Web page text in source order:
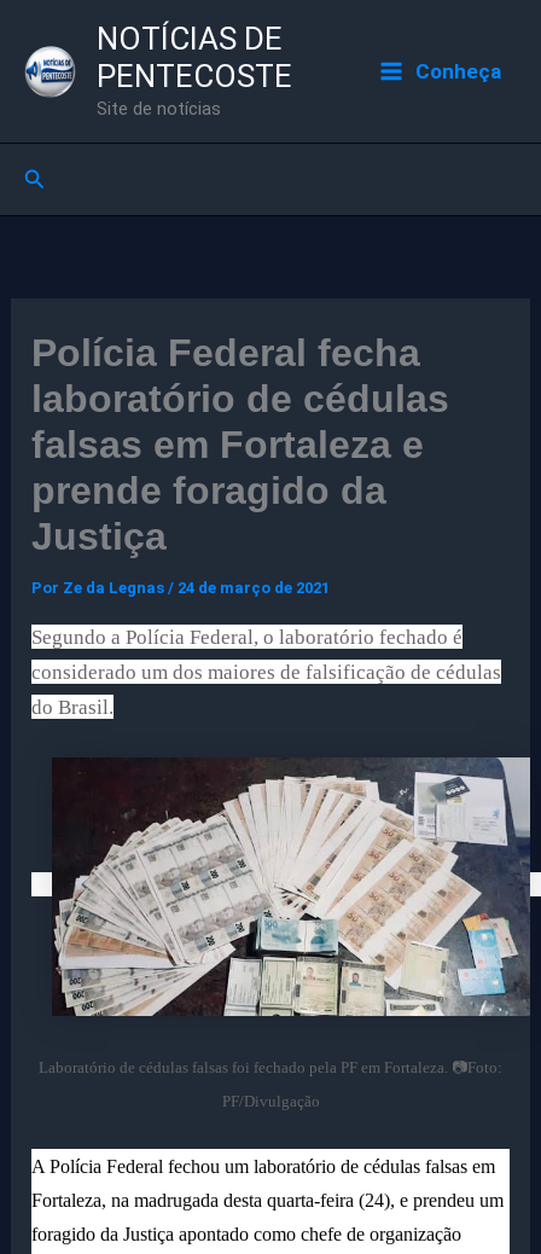
para
NOTÍCIAS DE
PENTECOSTE
Site de notícias
Conheça
Pesquisar
Polícia Federal fecha
laboratório de cédulas
falsas em Fortaleza e
prende foragido da
Justiça
Por Ze da Legnas/ 24 de março de 2021
Segundo a Polícia Federal, o laboratório fechado é
considerado um dos maiores de falsificação de cédulas
do Brasil.
Laboratório de cédulas falsas foi fechado pela PF em Fortaleza. 📷Foto:
PF/Divulgação
A Polícia Federal fechou um laboratório de cédulas falsas em
Fortaleza, na madrugada desta quarta-feira (24), e prendeu um
foragido da Justiça apontado como chefe de organização